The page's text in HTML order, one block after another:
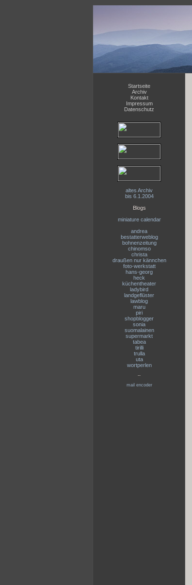
Startseite
Archiv
Kontakt
Impressum
Datenschutz
altes Archiv
bis 6.1.2004
Blogs
miniature calendar
andrea
bestatterweblog
bohnenzeitung
chinomso
christa
draußen nur kännchen
foto-werkstatt
hans-georg
heck
küchentheater
ladybird
landgeflüster
lawblog
maru
piri
shopblogger
sonia
suomalainen
supermarkt
tabea
tirilli
trulla
uta
wortperlen
--
mail encoder